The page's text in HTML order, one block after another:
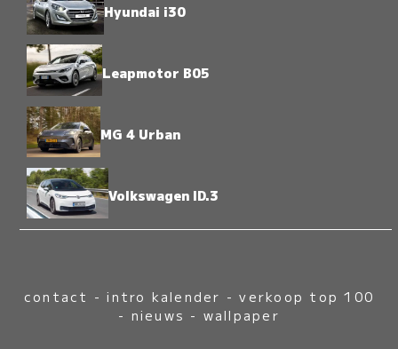
Hyundai i30
Leapmotor B05
MG 4 Urban
Volkswagen ID.3
contact -intro kalender -verkoop top 100
- nieuws - wallpaper